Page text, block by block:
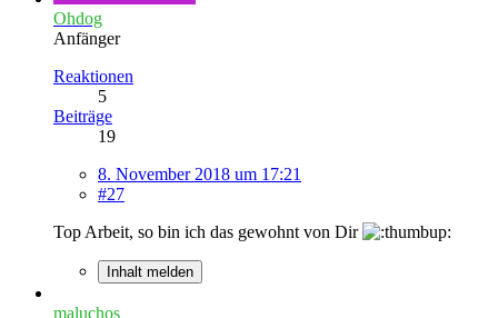
Ohdog
Anfänger
Reaktionen
5
Beiträge
19
8. November 2018 um 17:21
#27
Top Arbeit, so bin ich das gewohnt von Dir
Inhalt melden
maluchos